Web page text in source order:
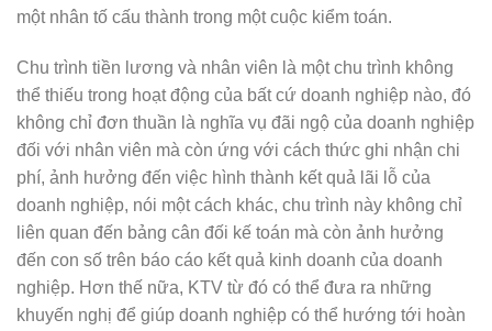
một nhân tố cấu thành trong một cuộc kiểm toán.
Chu trình tiền lương và nhân viên là một chu trình không
thể thiếu trong hoạt động của bất cứ doanh nghiệp nào, đó
không chỉ đơn thuần là nghĩa vụ đãi ngộ của doanh nghiệp
đối với nhân viên mà còn ứng với cách thức ghi nhận chi
phí, ảnh hưởng đến việc hình thành kết quả lãi lỗ của
doanh nghiệp, nói một cách khác, chu trình này không chỉ
liên quan đến bảng cân đối kế toán mà còn ảnh hưởng
đến con số trên báo cáo kết quả kinh doanh của doanh
nghiệp. Hơn thế nữa, KTV từ đó có thể đưa ra những
khuyến nghị để giúp doanh nghiệp có thể hướng tới hoàn